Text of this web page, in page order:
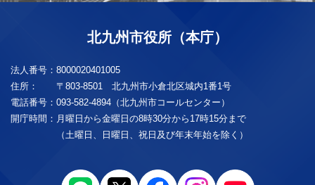
北九州市役所（本庁）
法人番号： 8000020401005
住所：
〒803-8501 北九州市小倉北区城内1番1号
電話番号： 093-582-4894（北九州市コールセンター）
開庁時間： 月曜日から金曜日の8時30分から17時15分まで
（土曜日、日曜日、祝日及び年末年始を除く）